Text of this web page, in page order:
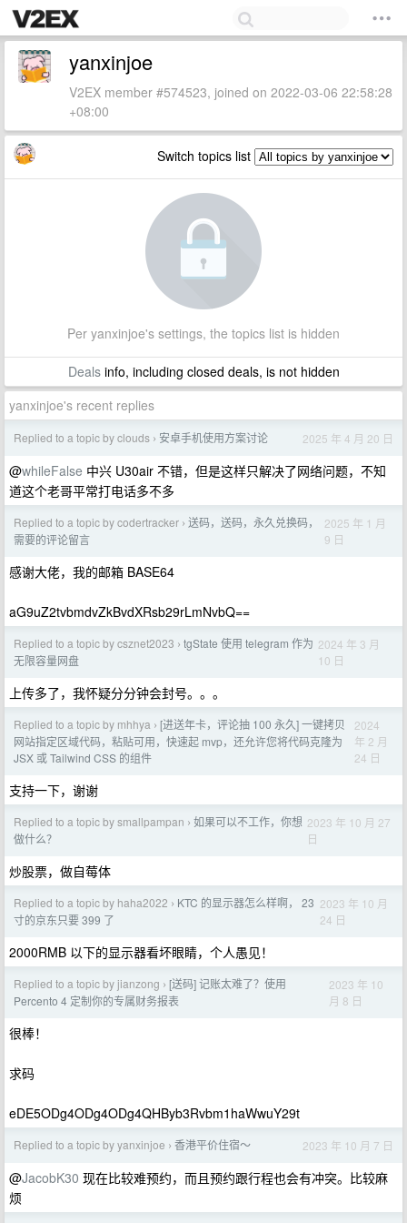
yanxinjoe
V2EX member #574523, joined on 2022-03-06 22:58:28
+08:00
Switch topics list
Per yanxinjoe's settings, the topics list is hidden
Dealsinfo, including closed deals, is not hidden
yanxinjoe's recent replies
Replied to a topic by clouds › 安卓手机使用方案讨论 2025 年 4 月 20 日
@whileFalse 中兴 U30air 不错，但是这样只解决了网络问题，不知
道这个老哥平常打电话多不多
Replied to a topic by codertracker › 送码，送码，永久兑换码，
需要的评论留言
2025 年 1 月
9 日
感谢大佬，我的邮箱 BASE64
aG9uZ2tvbmdvZkBvdXRsb29rLmNvbQ==
Replied to a topic by csznet2023 › tgState 使用 telegram 作为
无限容量网盘
2024 年 3 月
10 日
上传多了，我怀疑分分钟会封号。。。
Replied to a topic by mhhya › [进送年卡，评论抽 100 永久] 一键拷贝
网站指定区域代码，粘贴可用，快速起 mvp，还允许您将代码克隆为
JSX 或 Tailwind CSS 的组件
2024
年 2 月
24 日
支持一下，谢谢
Replied to a topic by smallpampan › 如果可以不工作，你想
做什么？
2023 年 10 月 27
日
炒股票，做自莓体
Replied to a topic by haha2022 › KTC 的显示器怎么样啊， 23
寸的京东只要 399 了
2023 年 10 月
24 日
2000RMB 以下的显示器看坏眼睛，个人愚见！
Replied to a topic by jianzong › [送码] 记账太难了？使用
Percento 4 定制你的专属财务报表
2023 年 10
月 8 日
很棒！
求码
eDE5ODg4ODg4ODg4QHByb3Rvbm1haWwuY29t
Replied to a topic by yanxinjoe › 香港平价住宿～ 2023 年 10 月 7 日
@JacobK30 现在比较难预约，而且预约跟行程也会有冲突。比较麻
烦